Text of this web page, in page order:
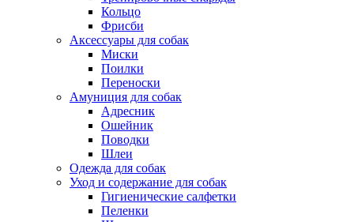
Кольцо
Фрисби
Аксессуары для собак
Миски
Поилки
Переноски
Амуниция для собак
Адресник
Ошейник
Поводки
Шлеи
Одежда для собак
Уход и содержание для собак
Гигиенические салфетки
Пеленки